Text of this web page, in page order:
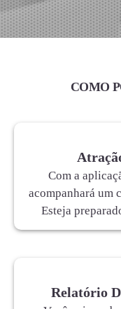
COMO
Com a
acompanhará um
Esteja
Relatório